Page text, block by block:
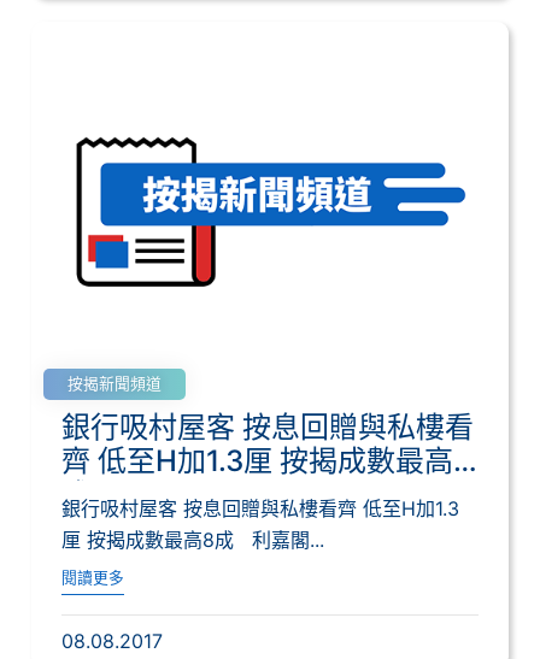
按揭新聞頻道
銀行吸村屋客 按息回贈與私樓看
齊 低至H加1.3厘 按揭成數最高8
成
銀行吸村屋客 按息回贈與私樓看齊 低至H加1.3
厘 按揭成數最高8成 利嘉閣...
閱讀更多
08.08.2017